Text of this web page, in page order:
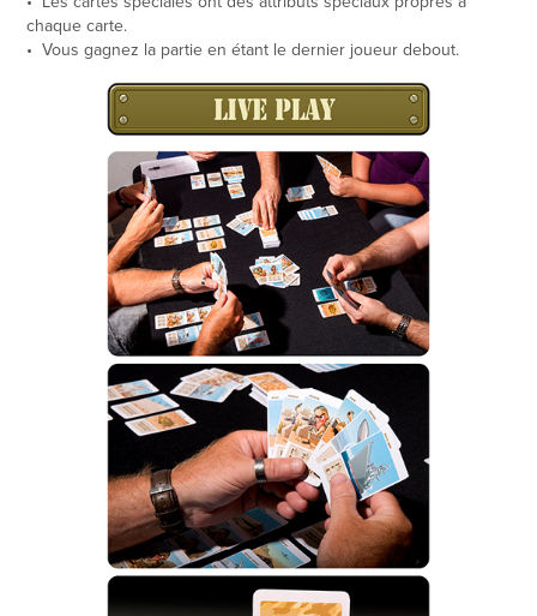
chaque carte.
• Vous gagnez la partie en étant le dernier joueur debout.